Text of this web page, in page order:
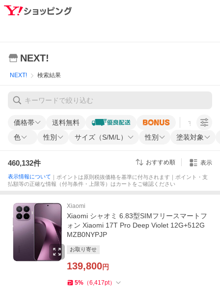
NEXT!
NEXT! 検索結果
価格帯 送料無料 すべての条
色 性別 サイズ（S/M/L） 性別 塗装対象
460,132件 おすすめ順 表示
表示情報について ｜ポイントは原則税抜価格を基準に付与されます｜ポイント・支
払額等の正確な情報（付与条件・上限等）はカートをご確認ください
Xiaomi
Xiaomi シャオミ 6.83型SIMフリースマートフ
ォン Xiaomi 17T Pro Deep Violet 12G+512G
MZB0NYPJP
お取り寄せ
139,800円
5% （6,417pt）